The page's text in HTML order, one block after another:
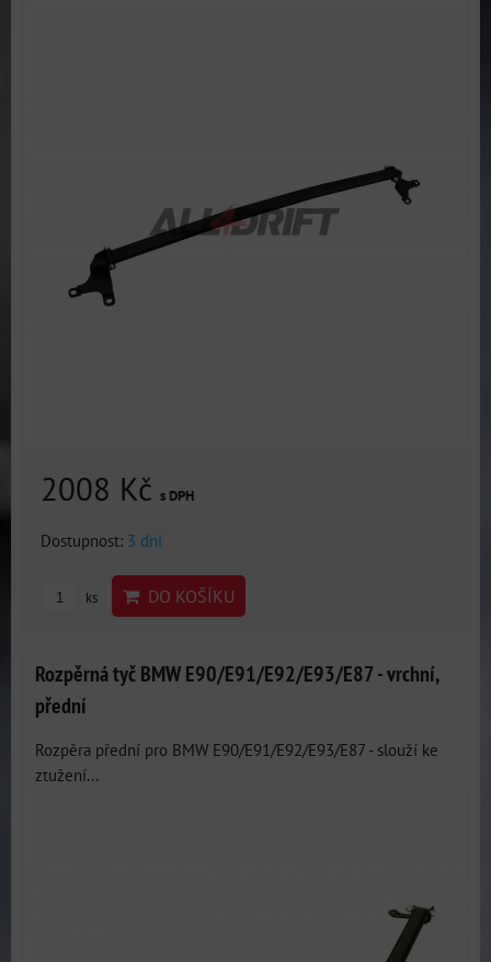
2008 Kč s DPH
Dostupnost: 3 dni
ks DO KOŠÍKU
Rozpěrná tyč BMW E90/E91/E92/E93/E87 - vrchní,
přední
Rozpěra přední pro BMW E90/E91/E92/E93/E87 - slouží ke
ztužení...